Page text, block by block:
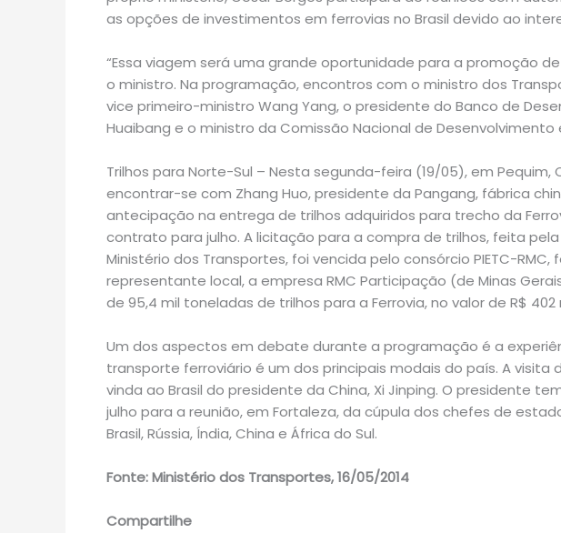
as opções de investimentos em ferrovias no Brasil devido ao
“Essa viagem será uma grande oportunidade para a promoção
o ministro. Na programação, encontros com o ministro dos
vice primeiro-ministro Wang Yang, o presidente do Banco de
Huaibang e o ministro da Comissão Nacional de Desenvolvimento
Trilhos para Norte-Sul – Nesta segunda-feira (19/05), em Pequim,
encontrar-se com Zhang Huo, presidente da Pangang, fábrica
antecipação na entrega de trilhos adquiridos para trecho da
contrato para julho. A licitação para a compra de trilhos, feita pela
Ministério dos Transportes, foi vencida pelo consórcio PIETC-
representante local, a empresa RMC Participação (de Minas
de 95,4 mil toneladas de trilhos para a Ferrovia, no valor de R$ 402
Um dos aspectos em debate durante a programação é a
transporte ferroviário é um dos principais modais do país. A
vinda ao Brasil do presidente da China, Xi Jinping. O presidente
julho para a reunião, em Fortaleza, da cúpula dos chefes de
Brasil, Rússia, Índia, China e África do Sul.
Fonte: Ministério dos Transportes, 16/05/2014
Compartilhe